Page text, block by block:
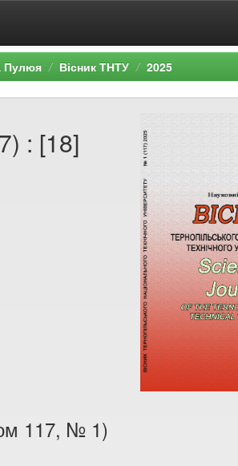
Пулюя Вісник ТНТУ 2025
: [18]
117, № 1)